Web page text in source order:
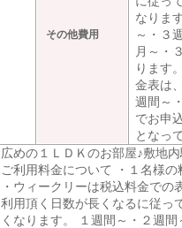
その他費用
なりま
～・３
月～・
ります
金表は
週間～
でお申
となっ
広めの１ＬＤＫのお部屋♪敷地
ご利用料金について ・１名様
・ウィークリーは税込料金での
利用頂く日数が長くなるに従っ
くなります。 １週間～・２週